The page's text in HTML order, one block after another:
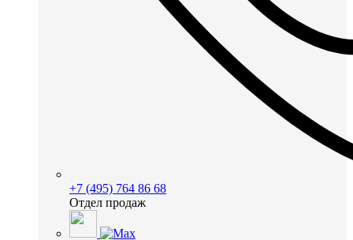
+7 (495) 764 86 68
Отдел продаж